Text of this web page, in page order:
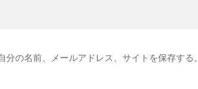
の名前、メールアドレス、サイトを保存する。